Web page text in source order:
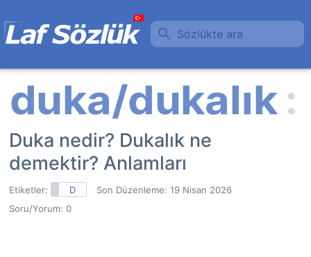
Sözlükte ara
Duka nedir? Dukalık ne
demektir? Anlamları
Etiketler: D Son Düzenleme: 19 Nisan 2026
Soru/Yorum: 0